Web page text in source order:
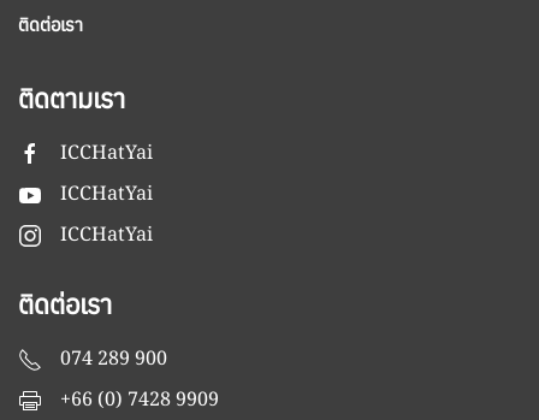
ติดต่อเรา
ติดตามเรา
ICCHatYai
ICCHatYai
ICCHatYai
ติดต่อเรา
074 289 900
+66 (0) 7428 9909